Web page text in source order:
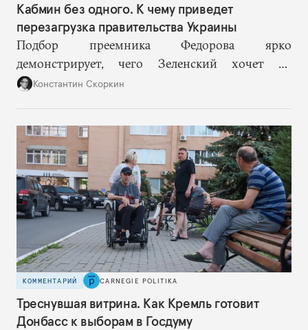
Кабмин без одного. К чему приведет
перезагрузка правительства Украины
Подбор преемника Федорова ярко
демонстрирует, чего Зеленский хочет от
высшего военного руководства: продолжить
Константин Скоркин
КОММЕНТАРИЙ CARNEGIE POLITIKA
Треснувшая витрина. Как Кремль готовит
Донбасс к выборам в Госдуму